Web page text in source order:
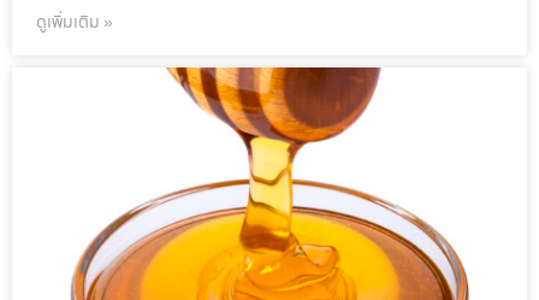
ดูเพิ่มเติม »